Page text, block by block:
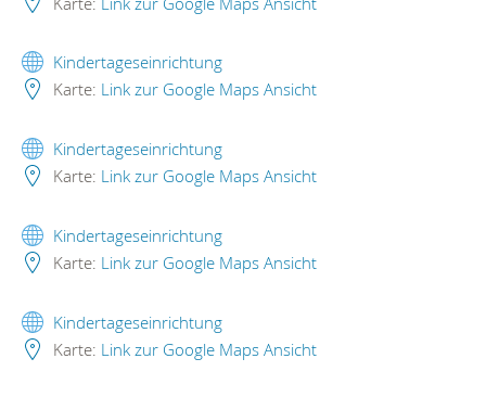
Kindertageseinrichtung
Karte: Link zur Google Maps Ansicht
Kindertageseinrichtung
Karte: Link zur Google Maps Ansicht
Kindertageseinrichtung
Karte: Link zur Google Maps Ansicht
Kindertageseinrichtung
Karte: Link zur Google Maps Ansicht